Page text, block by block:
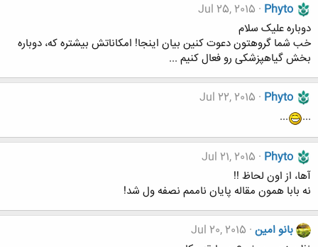
Phyto
Jul 25, 2015
دوباره علیک سلام
خب شما گروهتون دعوت کنین بیان اینجا! امکاناتش بیشتره که، دوباره
بخش گیاهپزشکی رو فعال کنیم ...
Phyto
Jul 22, 2015
...
...
Phyto
Jul 21, 2015
آها، از اون لحاظ !!
نه بابا همون مقاله پایان ناممم نصفه ول شد!
بانو امین Jul 20, 2015